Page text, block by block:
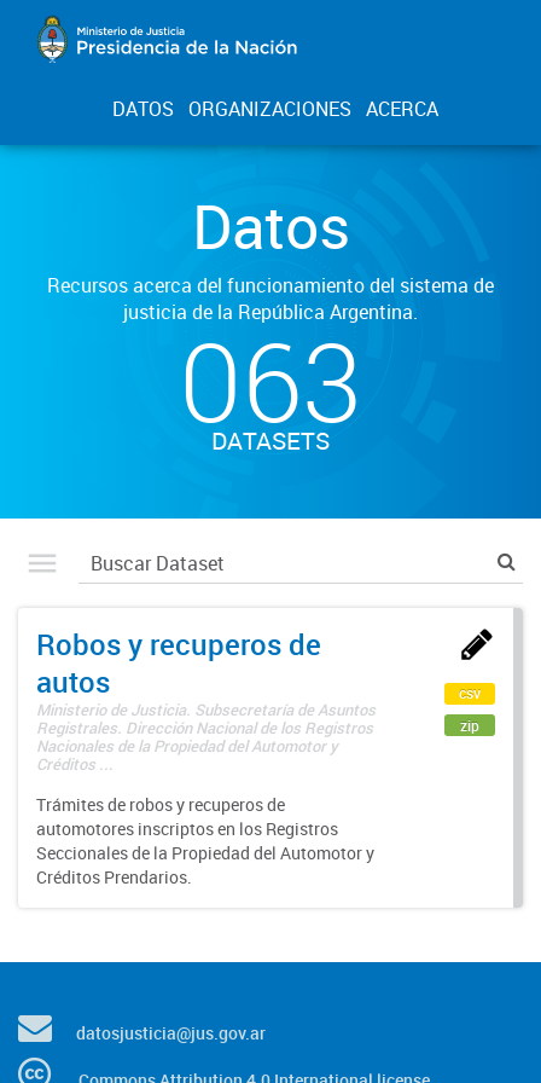
DATOS ORGANIZACIONES ACERCA
Datos
Recursos acerca del funcionamiento del sistema de
justicia de la República Argentina.
063
DATASETS
Robos y recuperos de
autos
Ministerio de Justicia. Subsecretaría de Asuntos
Registrales. Dirección Nacional de los Registros
Nacionales de la Propiedad del Automotor y
Créditos ...
Trámites de robos y recuperos de
automotores inscriptos en los Registros
Seccionales de la Propiedad del Automotor y
Créditos Prendarios.
csv
zip
datosjusticia@jus.gov.ar